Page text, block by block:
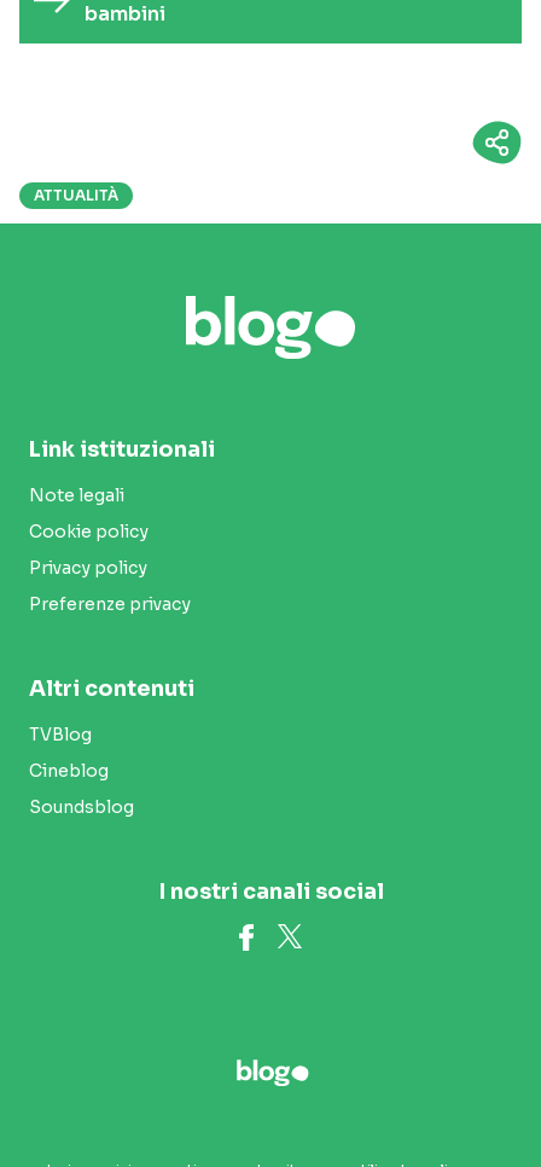
bambini
ATTUALITÀ
Link istituzionali
Note legali
Cookie policy
Privacy policy
Preferenze privacy
Altri contenuti
TVBlog
Cineblog
Soundsblog
I nostri canali social